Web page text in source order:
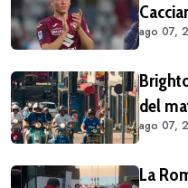
ago 07,
del
ago 07,
La